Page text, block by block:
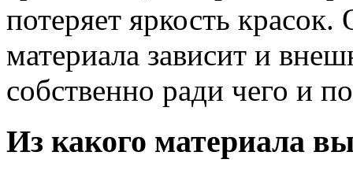
потеряет яркость
материала зависит и
собственно ради чего и
Из какого материала